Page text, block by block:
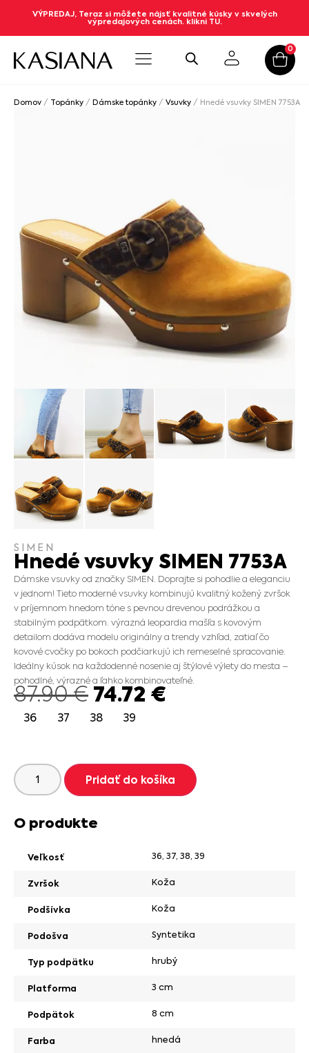
VÝPREDAJ, Teraz si môžete nájsť kvalitné kúsky v skvelých
výpredajových cenách. klikni TU.
0
Domov / Topánky / Dámske topánky / Vsuvky / Hnedé vsuvky SIMEN 7753A
SIMEN
Hnedé vsuvky SIMEN 7753A
Dámske vsuvky od značky SIMEN. Doprajte si pohodlie a eleganciu
v jednom! Tieto moderné vsuvky kombinujú kvalitný kožený zvršok
v príjemnom hnedom tóne s pevnou drevenou podrážkou a
stabilným podpätkom. výrazná leopardia mašľa s kovovým
detailom dodáva modelu originálny a trendy vzhľad, zatiaľ čo
kovové cvočky po bokoch podčiarkujú ich remeselné spracovanie.
Ideálny kúsok na každodenné nosenie aj štýlové výlety do mesta –
pohodlné, výrazné a ľahko kombinovateľné.
87.90€ 74.72 €
36 37 38 39
Pridať do košíka
O produkte
Veľkosť 36, 37, 38, 39
Zvršok Koža
Podšívka Koža
Podošva Syntetika
Typ podpätku hrubý
Platforma 3 cm
Podpätok 8 cm
Farba hnedá